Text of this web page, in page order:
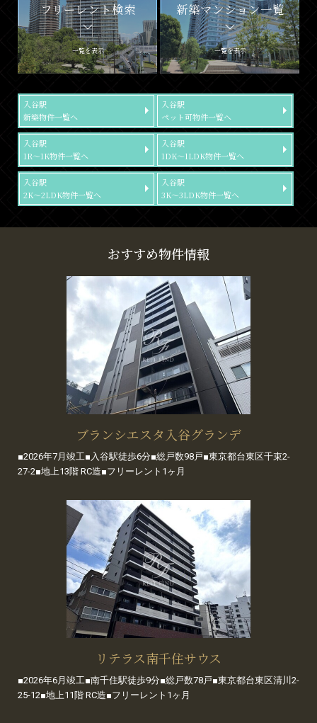
フリーレント検索
一覧を表示
新築マンション一覧
一覧を表示
入谷駅
新築物件一覧へ
入谷駅
ペット可物件一覧へ
入谷駅
1R～1K物件一覧へ
入谷駅
1DK～1LDK物件一覧へ
入谷駅
2K～2LDK物件一覧へ
入谷駅
3K～3LDK物件一覧へ
おすすめ物件情報
ブランシエスタ入谷グランデ
■2026年7月竣工■入谷駅徒歩6分■総戸数98戸■東京都台東区千束2-
27-2■地上13階 RC造■フリーレント1ヶ月
リテラス南千住サウス
■2026年6月竣工■南千住駅徒歩9分■総戸数78戸■東京都台東区清川2-
25-12■地上11階 RC造■フリーレント1ヶ月